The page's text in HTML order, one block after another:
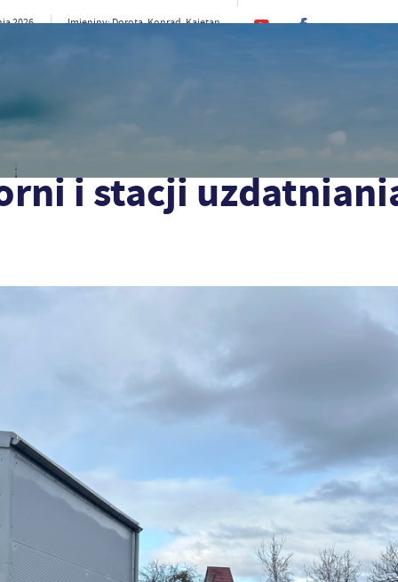
2026
Imieniny: Dorota, Konrad, Kajetan
wody w Gogolicach
i stacji